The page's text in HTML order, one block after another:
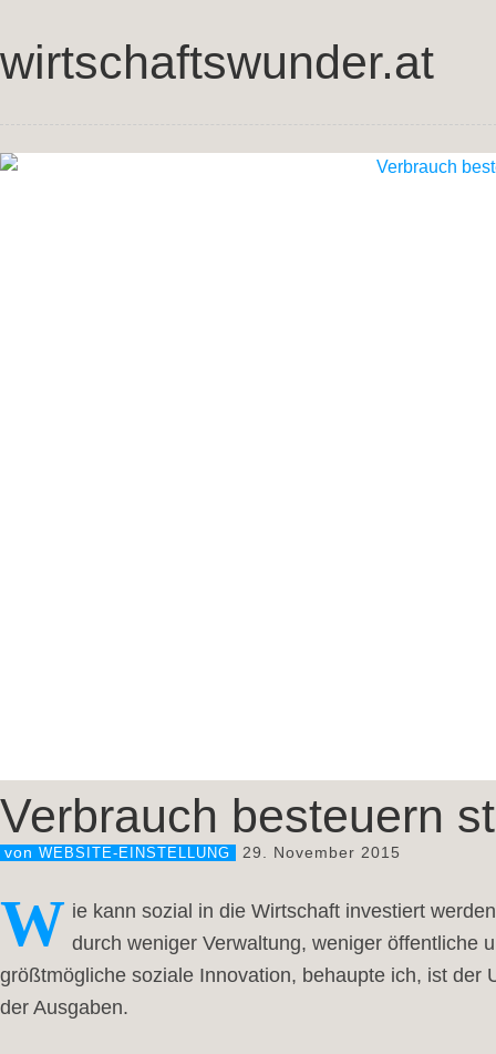
wirtschaftswunder.at
Verbrauch besteuern
von WEBSITE-EINSTELLUNG 29. November 2015
W ie kann sozial in die Wirtschaft investiert
durch weniger Verwaltung, weniger öffentliche
größtmögliche soziale Innovation, behaupte ich, ist
der Ausgaben.